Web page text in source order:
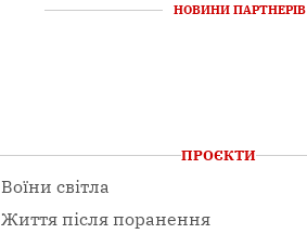
НОВИНИ ПАРТНЕРІВ
ПРОЄКТИ
Воїни світла
Життя після поранення